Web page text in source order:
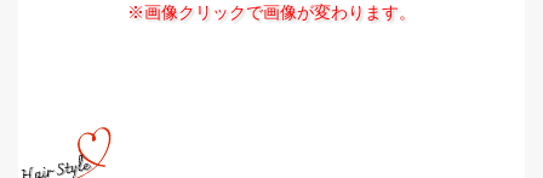
※画像クリックで画像が変わります。